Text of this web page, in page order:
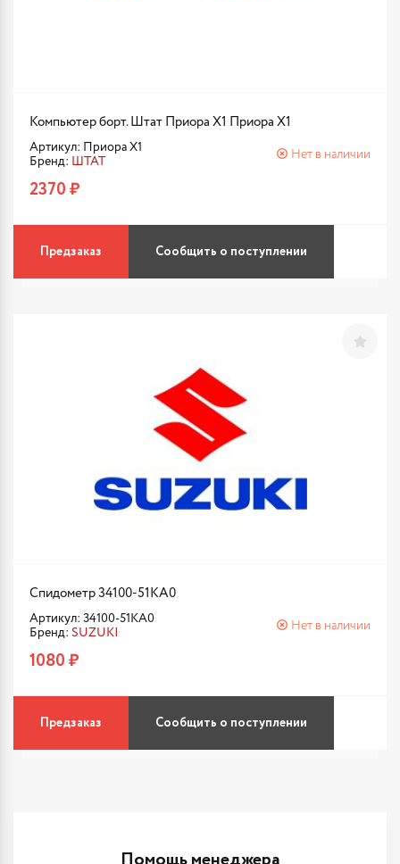
Компьютер борт. Штат Приора X1 Приора X1
Артикул: Приора X1
Бренд: ШТАТ
Нет в наличии
2370 ₽
Предзаказ Сообщить о поступлении
Спидометр 34100-51KA0
Артикул: 34100-51KA0
Бренд: SUZUKI
Нет в наличии
1080 ₽
Предзаказ Сообщить о поступлении